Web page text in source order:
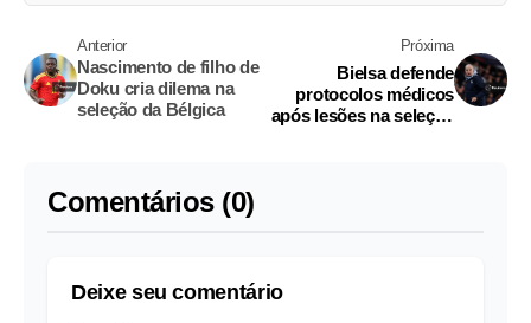
Anterior
Nascimento de filho de
Doku cria dilema na
seleção da Bélgica
Próxima
Bielsa defende
protocolos médicos
após lesões na seleção
Comentários (0)
Deixe seu comentário